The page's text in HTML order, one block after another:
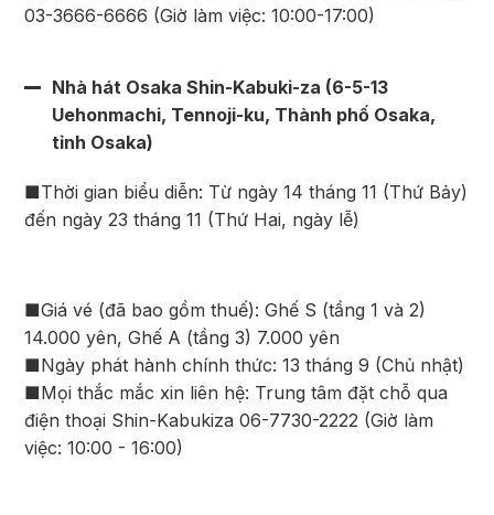
03-3666-6666 (Giờ làm việc: 10:00-17:00)
Nhà hát Osaka Shin-Kabuki-za (6-5-13
Uehonmachi, Tennoji-ku, Thành phố Osaka,
tỉnh Osaka)
■Thời gian biểu diễn: Từ ngày 14 tháng 11 (Thứ Bảy)
đến ngày 23 tháng 11 (Thứ Hai, ngày lễ)
■Giá vé (đã bao gồm thuế): Ghế S (tầng 1 và 2)
14.000 yên, Ghế A (tầng 3) 7.000 yên
■Ngày phát hành chính thức: 13 tháng 9 (Chủ nhật)
■Mọi thắc mắc xin liên hệ: Trung tâm đặt chỗ qua
điện thoại Shin-Kabukiza 06-7730-2222 (Giờ làm
việc: 10:00 - 16:00)